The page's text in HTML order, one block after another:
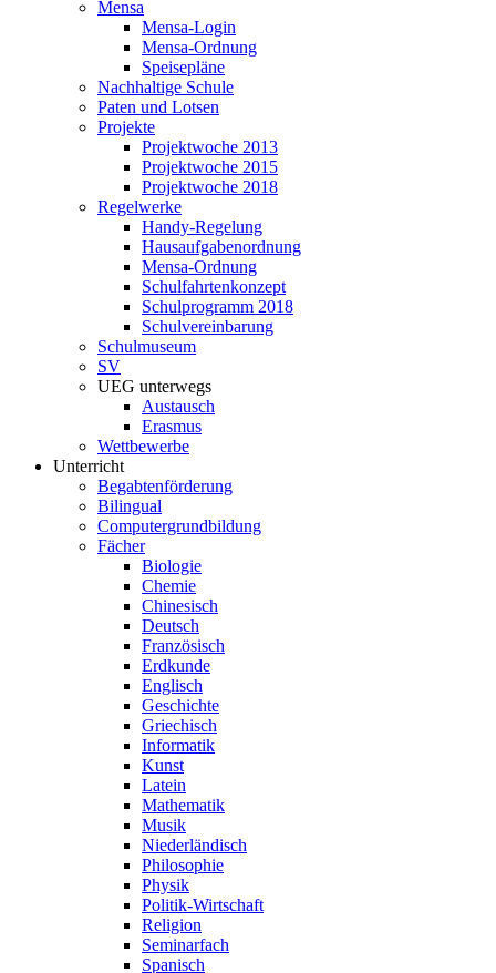
Mensa
Mensa-Login
Mensa-Ordnung
Speisepläne
Nachhaltige Schule
Paten und Lotsen
Projekte
Projektwoche 2013
Projektwoche 2015
Projektwoche 2018
Regelwerke
Handy-Regelung
Hausaufgabenordnung
Mensa-Ordnung
Schulfahrtenkonzept
Schulprogramm 2018
Schulvereinbarung
Schulmuseum
SV
UEG unterwegs
Austausch
Erasmus
Wettbewerbe
Unterricht
Begabtenförderung
Bilingual
Computergrundbildung
Fächer
Biologie
Chemie
Chinesisch
Deutsch
Französisch
Erdkunde
Englisch
Geschichte
Griechisch
Informatik
Kunst
Latein
Mathematik
Musik
Niederländisch
Philosophie
Physik
Politik-Wirtschaft
Religion
Seminarfach
Spanisch